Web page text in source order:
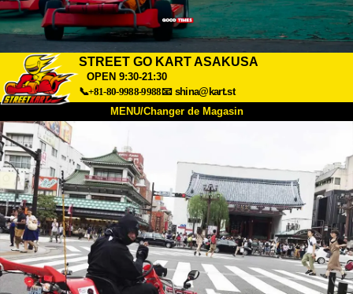
STREET GO KART ASAKUSA
OPEN 9:30-21:30
📞+81-80-9988-9988📧 shina@kart.st
MENU/Changer de Magasin
À Propos Caractéristiques
Accès FAQ
Entreprise Réservation
Changer de Magasin
Tokyo Shinagawa Tokyo Akihabara#1
Tokyo Akihabara#2 Tokyo Shibuya